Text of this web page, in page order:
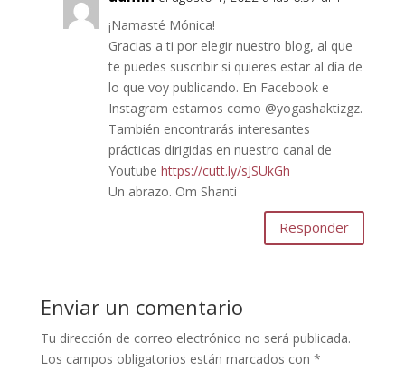
¡Namasté Mónica!
Gracias a ti por elegir nuestro blog, al que
te puedes suscribir si quieres estar al día de
lo que voy publicando. En Facebook e
Instagram estamos como @yogashaktizgz.
También encontrarás interesantes
prácticas dirigidas en nuestro canal de
Youtube https://cutt.ly/sJSUkGh
Un abrazo. Om Shanti
Responder
Enviar un comentario
Tu dirección de correo electrónico no será publicada.
Los campos obligatorios están marcados con *